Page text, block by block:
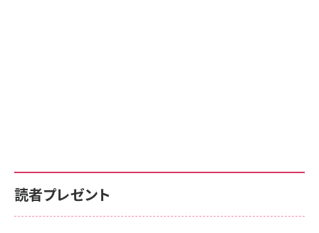
読者プレゼント